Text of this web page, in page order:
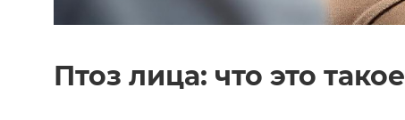
Птоз лица: что это такое